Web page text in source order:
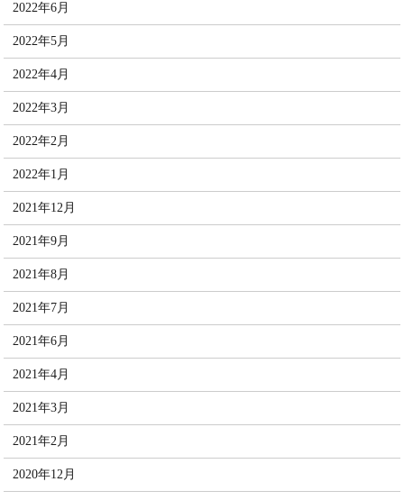
2022年6月
2022年5月
2022年4月
2022年3月
2022年2月
2022年1月
2021年12月
2021年9月
2021年8月
2021年7月
2021年6月
2021年4月
2021年3月
2021年2月
2020年12月